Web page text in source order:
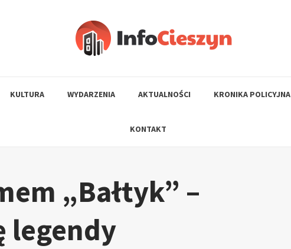
KULTURA WYDARZENIA AKTUALNOŚCI KRONIKA POLICYJNA
KONTAKT
„Bałtyk” –
legendy